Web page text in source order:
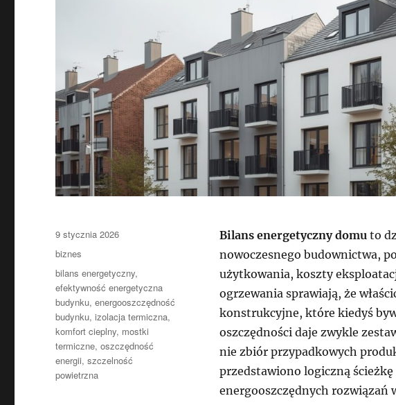
Bilans energetyczny domuto
nowoczesnego budownictwa,
użytkowania, koszty
ogrzewania sprawiają, że
konstrukcyjne, które kiedyś
oszczędności daje zwykle
nie zbiór przypadkowych
przedstawiono logiczną
energooszczędnych
Data
publikacji
9 stycznia 2026
Kategorie
biznes
Tagi
bilans energetyczny,
efektywność energetyczna
budynku,energooszczędność
budynku,izolacja termiczna,
komfort cieplny, mostki
termiczne,oszczędność
energii,szczelność
powietrzna